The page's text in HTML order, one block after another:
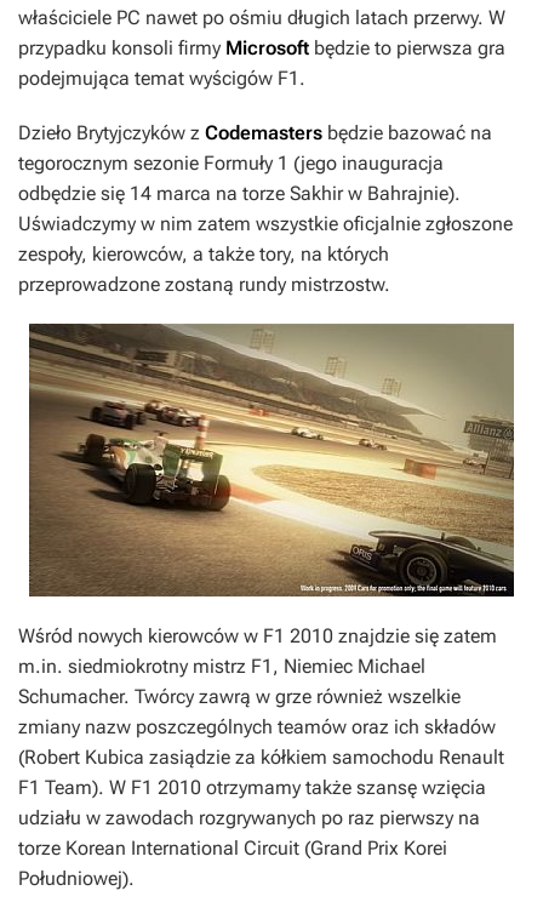
właściciele PC nawet po ośmiu długich latach przerwy. W
przypadku konsoli firmy Microsoft będzie to pierwsza gra
podejmująca temat wyścigów F1.
Dzieło Brytyjczyków z Codemasters będzie bazować na
tegorocznym sezonie Formuły 1 (jego inauguracja
odbędzie się 14 marca na torze Sakhir w Bahrajnie).
Uświadczymy w nim zatem wszystkie oficjalnie zgłoszone
zespoły, kierowców, a także tory, na których
przeprowadzone zostaną rundy mistrzostw.
Wśród nowych kierowców w F1 2010 znajdzie się zatem
m.in. siedmiokrotny mistrz F1, Niemiec Michael
Schumacher. Twórcy zawrą w grze również wszelkie
zmiany nazw poszczególnych teamów oraz ich składów
(Robert Kubica zasiądzie za kółkiem samochodu Renault
F1 Team). W F1 2010 otrzymamy także szansę wzięcia
udziału w zawodach rozgrywanych po raz pierwszy na
torze Korean International Circuit (Grand Prix Korei
Południowej).